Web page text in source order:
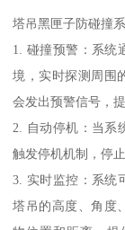
塔吊黑匣子防碰撞
1. 碰撞预警：系统
境，实时探测周围
会发出预警信号，
2. 自动停机：当系
触发停机机制，停
3. 实时监控：系统
塔吊的高度、角度